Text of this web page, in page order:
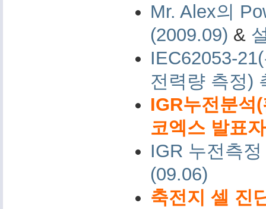
Mr. Alex의
(2009.09) &
IEC62053-
전력량 측정)
IGR누전분석
코엑스 발표
IGR 누전측
(09.06)
축전지 셀 진